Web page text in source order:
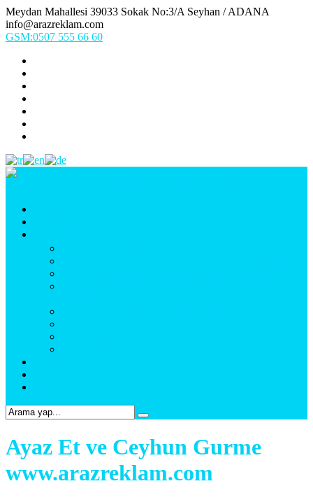
Meydan Mahallesi 39033 Sokak No:3/A Seyhan / ADANA
info@arazreklam.com
GSM:0507 555 66 60
Ayaz Et ve Ceyhun Gurme
www.arazreklam.com